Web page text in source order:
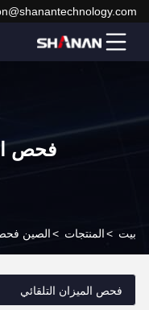
فحص
بيت >المنتجات >الصين فحص
فحص الميزان التلقائي